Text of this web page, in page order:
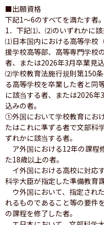
■出願資格
下記1〜6のすべてを満たす者。
1．下記⑴、⑵のいずれかに該
⑴日本国内における高等学校
援学校高等部、高等専門学校
者、または2026年3月卒業見込
⑵学校教育法施行規則第150
る高等学校を卒業した者と
に該当する者、または2026
込みの者。
①外国において学校教育にお
たはこれに準ずる者で文部科
ずれかに該当する者。
ア外国における12年の課程
た18歳以上の者。
イ外国における高校に対応
科学大臣が指定した準備教育
ウ外国において、指定され
れるものであること等の要件
の課程を修了した者。